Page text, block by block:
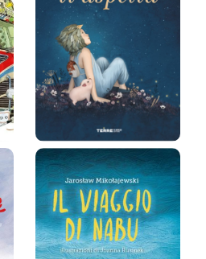
Prezzo: 18 €
Il mondo ti
aspetta
Kobi Yamada, Gabriella
Barouch
Prezzo:15,2 €